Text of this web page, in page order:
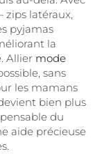
zips latéraux,
pyjamas
la
Allier mode
sans
les mamans
bien plus
du
aide précieuse